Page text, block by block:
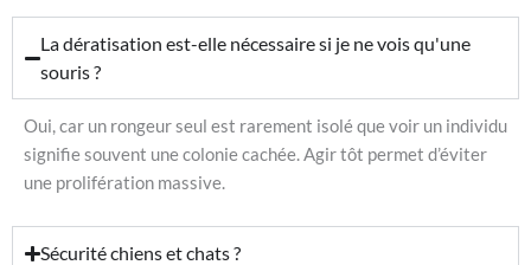
La dératisation est-elle nécessaire si je ne vois qu'une
souris ?
Oui, car un rongeur seul est rarement isolé que voir un individu
signifie souvent une colonie cachée. Agir tôt permet d’éviter
une prolifération massive.
Sécurité chiens et chats ?